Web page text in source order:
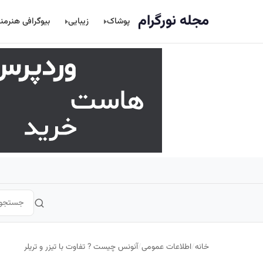
مجله نورگرام پوشاک زیبایی بیوگرافی
خانه/اطلاعات عمومی/آنونس چیست ? تفاوت با تیزر و تریلر